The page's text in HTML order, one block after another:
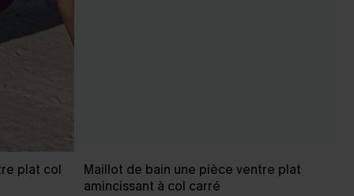
plat col
Maillot de bain une pièce ventre plat
amincissant à col carré